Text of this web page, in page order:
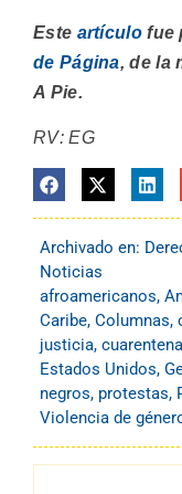
Este artículofue
de Página, de la
A Pie.
RV: EG
Archivado en:
Noticias
afroamericanos,
Caribe, Columnas,
justicia, cuarentena
Estados Unidos,
negros, protestas,
Violencia de